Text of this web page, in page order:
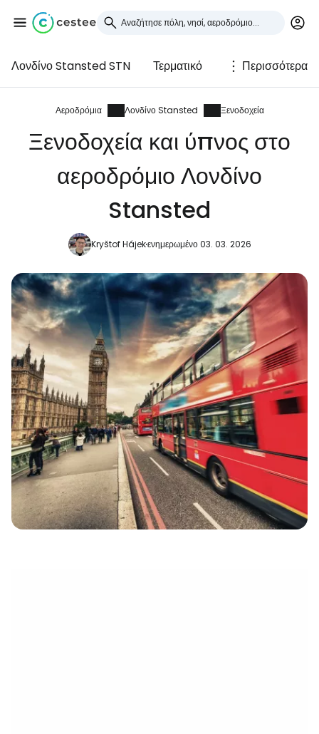
Λονδίνο Stansted STN Τερματικό Περισσότερα
Αεροδρόμια Λονδίνο Stansted Ξενοδοχεία
Ξενοδοχεία και ύπνος στο
αεροδρόμιο Λονδίνο
Stansted
Kryštof Hájekενημερωμένο 03. 03. 2026
Συνδεθείτε στο Cestee
... η παγκόσμια ταξιδιωτική κοινότητα
Συνεχίστε με την Google
Συνεχίστε με το Facebook
Συνεχίστε με email